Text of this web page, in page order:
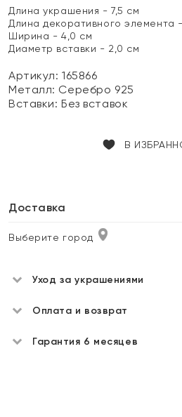
Длина украшения - 7,5 см
Длина декоративного элемента
Ширина - 4,0 см
Диаметр вставки - 2,0 см
Артикул: 165866
Металл: Серебро 925
Вставки:Без вставок
В
Доставка
Выберите город
Уход за украшениями
Оплата и возврат
Гарантия 6 месяцев